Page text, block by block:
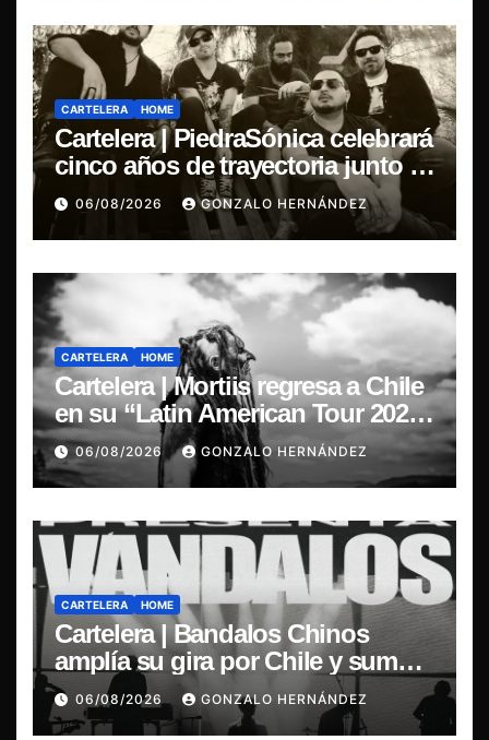
CARTELERA HOME
Cartelera | PiedraSónica celebrará
cinco años de trayectoria junto a
The Ganjas en el Bar de René
06/08/2026 GONZALO HERNÁNDEZ
CARTELERA HOME
Cartelera | Mortiis regresa a Chile
en su “Latin American Tour 2026”
y exclusivo show en Sala RBX
06/08/2026 GONZALO HERNÁNDEZ
CARTELERA HOME
Cartelera | Bandalos Chinos
amplía su gira por Chile y suma
concierto en Concepción
06/08/2026 GONZALO HERNÁNDEZ